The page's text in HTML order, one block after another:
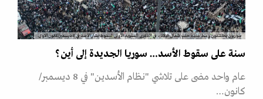
سوريون يحتشدون وسط مدينة حلب شمال البلاد، في الذكرى السنوية الأولى لسقوط بشار الأسد في 8 ديسمبر/كانون الاول.
سنة على سقوط الأسد… سوريا الجديدة إلى أين؟
عام واحد مضى على تلاشي "نظام الأسدين" في 8 ديسمبر/
كانون…